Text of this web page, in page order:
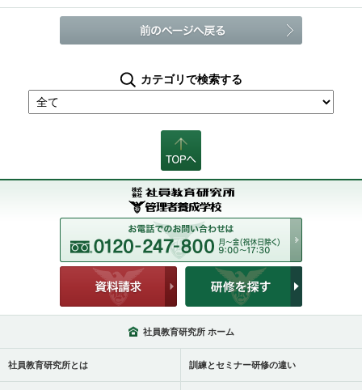
カテゴリで検索する
社員教育研究所 ホーム
社員教育研究所とは 訓練とセミナー研修の違い